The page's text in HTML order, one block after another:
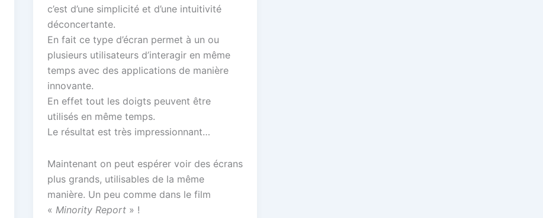
c’est d’une simplicité et d’une intuitivité
déconcertante.
En fait ce type d’écran permet à un ou
plusieurs utilisateurs d’interagir en même
temps avec des applications de manière
innovante.
En effet tout les doigts peuvent être
utilisés en même temps.
Le résultat est très impressionnant…
Maintenant on peut espérer voir des écrans
plus grands, utilisables de la même
manière. Un peu comme dans le film
« Minority Report» !